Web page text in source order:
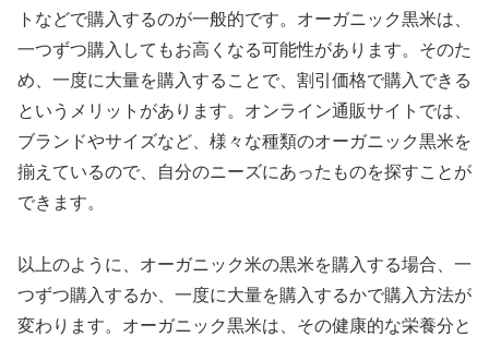
トなどで購入するのが一般的です。オーガニック黒米は、
一つずつ購入してもお高くなる可能性があります。そのた
め、一度に大量を購入することで、割引価格で購入できる
というメリットがあります。オンライン通販サイトでは、
ブランドやサイズなど、様々な種類のオーガニック黒米を
揃えているので、自分のニーズにあったものを探すことが
できます。
以上のように、オーガニック米の黒米を購入する場合、一
つずつ購入するか、一度に大量を購入するかで購入方法が
変わります。オーガニック黒米は、その健康的な栄養分と